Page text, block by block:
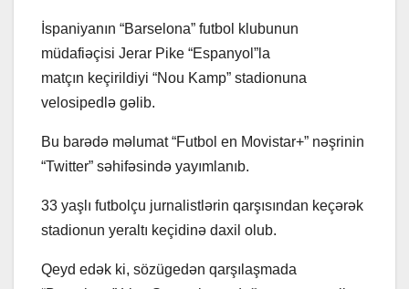
İspaniyanın “Barselona” futbol klubunun
müdafiəçisi Jerar Pike “Espanyol”la
matçın keçirildiyi “Nou Kamp” stadionuna
velosipedlə gəlib.
Bu barədə məlumat “Futbol en Movistar+” nəşrinin
“Twitter” səhifəsində yayımlanıb.
33 yaşlı futbolçu jurnalistlərin qarşısından keçərək
stadionun yeraltı keçidinə daxil olub.
Qeyd edək ki, sözügedən qarşılaşmada